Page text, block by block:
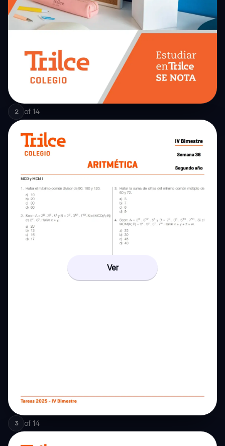
2 of 14
Ver
3 of 14